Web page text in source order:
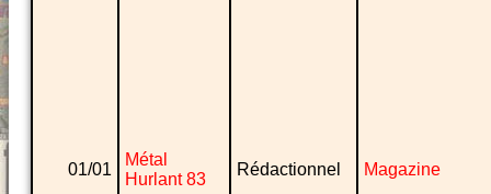
01/01
Métal
Hurlant 83
Rédactionnel Magazine